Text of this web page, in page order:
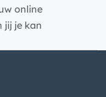
online
jij je kan